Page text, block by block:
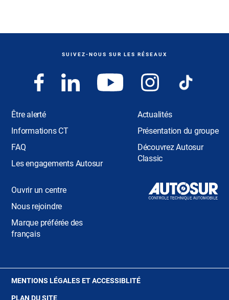
SUIVEZ-NOUS SUR LES RÉSEAUX
Être alerté
Informations CT
FAQ
Les engagements Autosur
Actualités
Présentation du groupe
Découvrez Autosur
Classic
Ouvrir un centre
Nous rejoindre
Marque préférée des
français
MENTIONS LÉGALES ET ACCESSIBLITÉ(OUVRE
PLAN DU SITE